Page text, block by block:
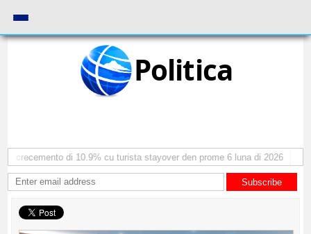
Politica
crecemento di 10.9% cu turista stayover den prome 6 luna di 2026
Subscribe